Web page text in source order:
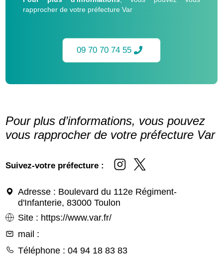
rapprocher de votre préfecture Var
09 70 70 74 55
Pour plus d’informations, vous pouvez
vous rapprocher de votre préfecture Var
Suivez-votre préfecture :
Adresse : Boulevard du 112e Régiment-
d'Infanterie, 83000 Toulon
Site : https://www.var.fr/
mail :
Téléphone : 04 94 18 83 83